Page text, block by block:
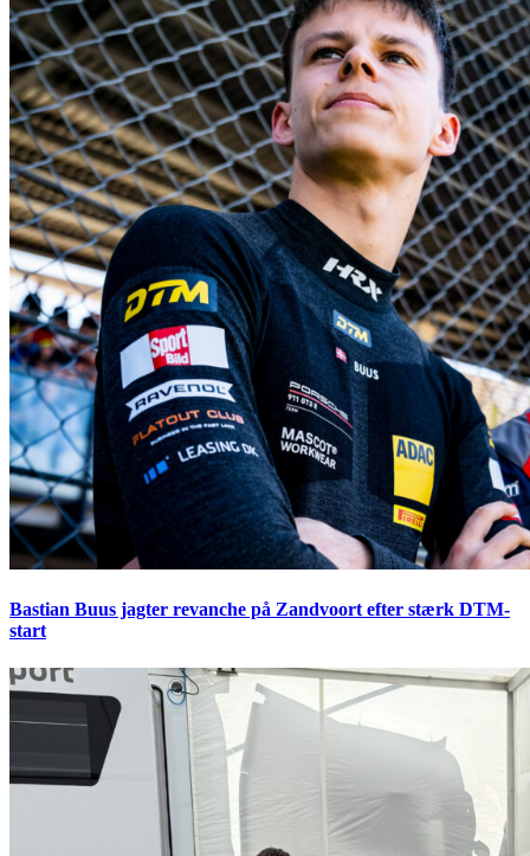
Bastian Buus jagter revanche på Zandvoort efter stærk DTM-
start